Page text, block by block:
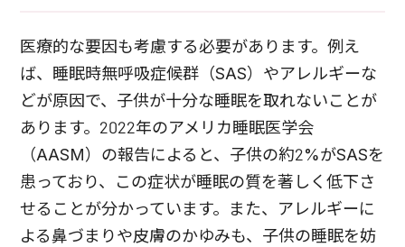
医療的な要因も考慮する必要があります。例え
ば、睡眠時無呼吸症候群（SAS）やアレルギーな
どが原因で、子供が十分な睡眠を取れないことが
あります。2022年のアメリカ睡眠医学会
（AASM）の報告によると、子供の約2%がSASを
患っており、この症状が睡眠の質を著しく低下さ
せることが分かっています。また、アレルギーに
よる鼻づまりや皮膚のかゆみも、子供の睡眠を妨